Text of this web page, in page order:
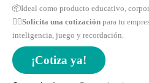
📦Ideal como producto educativo,
👉🏻Solicita una cotización para tu
inteligencia, juego y recordación.
¡Cotiza ya!